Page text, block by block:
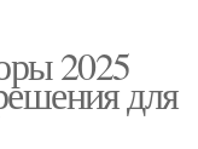
2025
для